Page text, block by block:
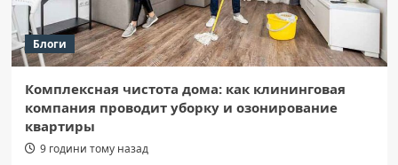
Блоги
Комплексная чистота дома: как клининговая
компания проводит уборку и озонирование
квартиры
9 години тому назад